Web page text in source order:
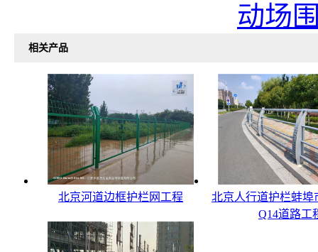
动场
相关产品
北京河道边框护栏网工程
北京人行道护栏蚌埠
Q14道路工